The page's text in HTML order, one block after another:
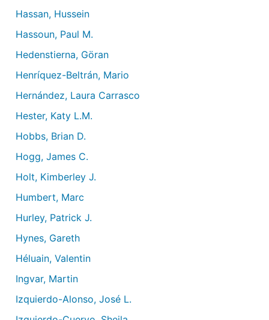
Hassan, Hussein
Hassoun, Paul M.
Hedenstierna, Göran
Henríquez-Beltrán, Mario
Hernández, Laura Carrasco
Hester, Katy L.M.
Hobbs, Brian D.
Hogg, James C.
Holt, Kimberley J.
Humbert, Marc
Hurley, Patrick J.
Hynes, Gareth
Héluain, Valentin
Ingvar, Martin
Izquierdo-Alonso, José L.